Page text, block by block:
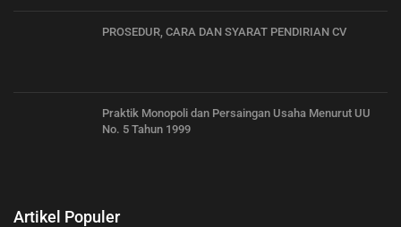
PROSEDUR, CARA DAN SYARAT PENDIRIAN CV
Praktik Monopoli dan Persaingan Usaha Menurut UU
No. 5 Tahun 1999
Artikel Populer